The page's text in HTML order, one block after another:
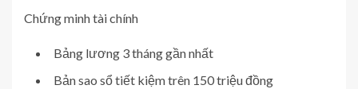
Chứng minh tài chính
Bảng lương 3 tháng gần nhất
Bản sao sổ tiết kiệm trên 150 triệu đồng